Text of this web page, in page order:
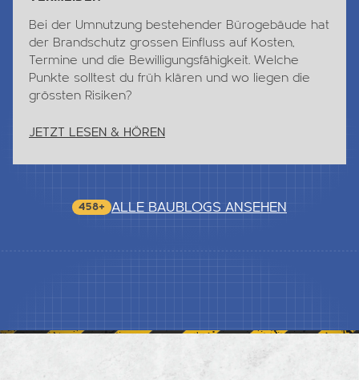
Bei der Umnutzung bestehender Bürogebäude hat
der Brandschutz grossen Einfluss auf Kosten,
Termine und die Bewilligungsfähigkeit. Welche
Punkte solltest du früh klären und wo liegen die
grössten Risiken?
JETZT LESEN & HÖREN
458+ ALLE BAUBLOGS ANSEHEN